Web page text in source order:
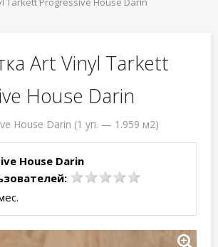
Art Vinyl Tarkett
House Darin
House Darin (1 уп. — 1.959 м2)
House Darin